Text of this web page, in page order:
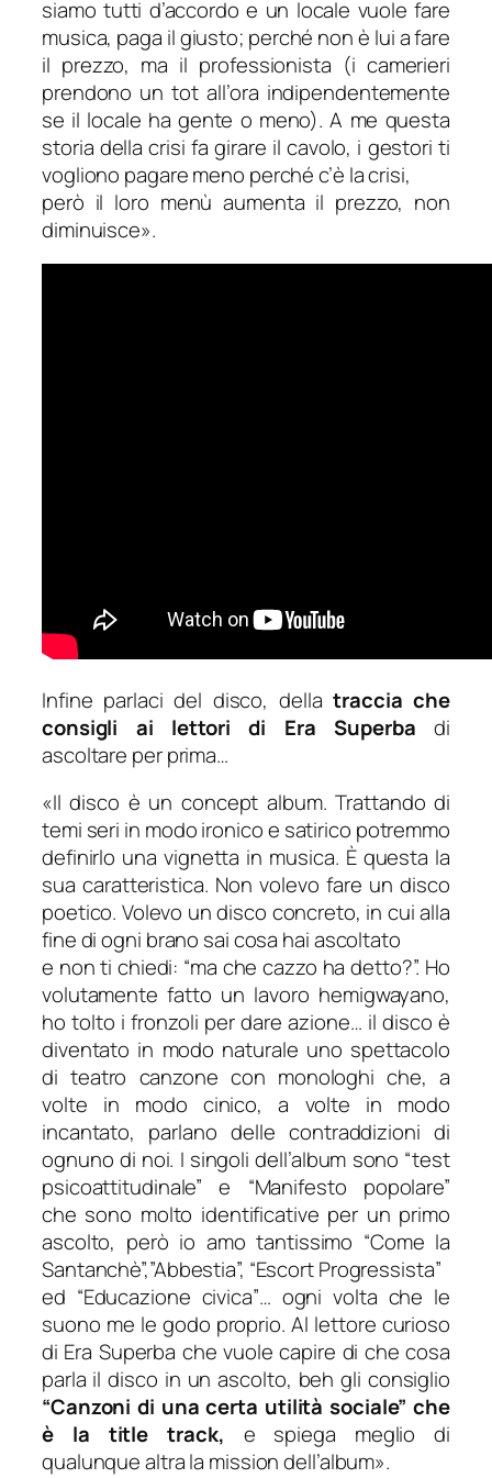
siamo tutti d’accordo e un locale vuole fare
musica, paga il giusto; perché non è lui a fare
il prezzo, ma il professionista (i camerieri
prendono un tot all’ora indipendentemente
se il locale ha gente o meno). A me questa
storia della crisi fa girare il cavolo, i gestori ti
vogliono pagare meno perché c’è la crisi,
però il loro menù aumenta il prezzo, non
diminuisce».
Infine parlaci del disco, della traccia che
consigli ai lettori di Era Superba di
ascoltare per prima…
«Il disco è un concept album. Trattando di
temi seri in modo ironico e satirico potremmo
definirlo una vignetta in musica. È questa la
sua caratteristica. Non volevo fare un disco
poetico. Volevo un disco concreto, in cui alla
fine di ogni brano sai cosa hai ascoltato
e non ti chiedi: “ma che cazzo ha detto?”. Ho
volutamente fatto un lavoro hemigwayano,
ho tolto i fronzoli per dare azione… il disco è
diventato in modo naturale uno spettacolo
di teatro canzone con monologhi che, a
volte in modo cinico, a volte in modo
incantato, parlano delle contraddizioni di
ognuno di noi. I singoli dell’album sono “test
psicoattitudinale” e “Manifesto popolare”
che sono molto identificative per un primo
ascolto, però io amo tantissimo “Come la
Santanchè”,”Abbestia”, “Escort Progressista”
ed “Educazione civica”… ogni volta che le
suono me le godo proprio. Al lettore curioso
di Era Superba che vuole capire di che cosa
parla il disco in un ascolto, beh gli consiglio
“Canzoni di una certa utilità sociale” che
è la title track, e spiega meglio di
qualunque altra la mission dell’album».